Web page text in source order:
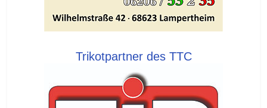
Trikotpartner des TTC